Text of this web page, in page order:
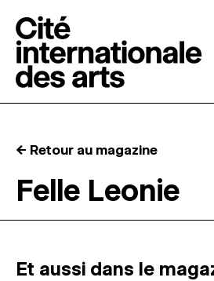
RÉSIDENCES ↓
ATELIERS OUVERTS
← Retour au magazine
Felle Leonie
Et aussi dans le